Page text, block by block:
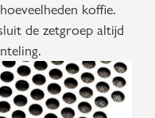
koffie.
de zetgroep altijd